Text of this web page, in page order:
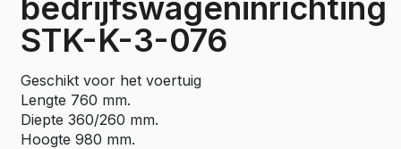
bedrijfswageninrichting
STK-K-3-076
Geschikt voor het voertuig
Lengte 760 mm.
Diepte 360/260 mm.
Hoogte 980 mm.